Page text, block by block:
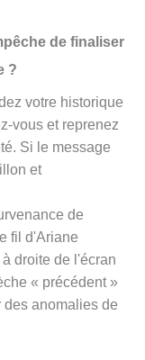
de finaliser
?
votre historique
vous et reprenez
Si le message
et
de
fil d'Ariane
droite de l'écran
« précédent »
anomalies de